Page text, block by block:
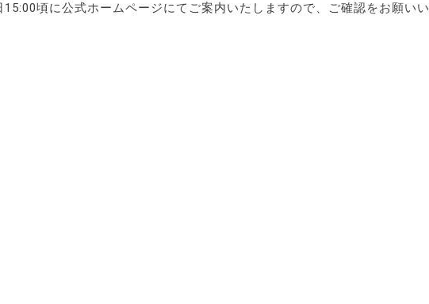
頃に公式ホームページにてご案内いたしますので、ご確認をお願いい